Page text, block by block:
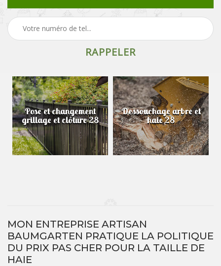
Pose et changement
grillage et clôture 28
Dessouchage arbre et
haie 28
MON ENTREPRISE ARTISAN
BAUMGARTEN PRATIQUE LA POLITIQUE
DU PRIX PAS CHER POUR LA TAILLE DE
HAIE